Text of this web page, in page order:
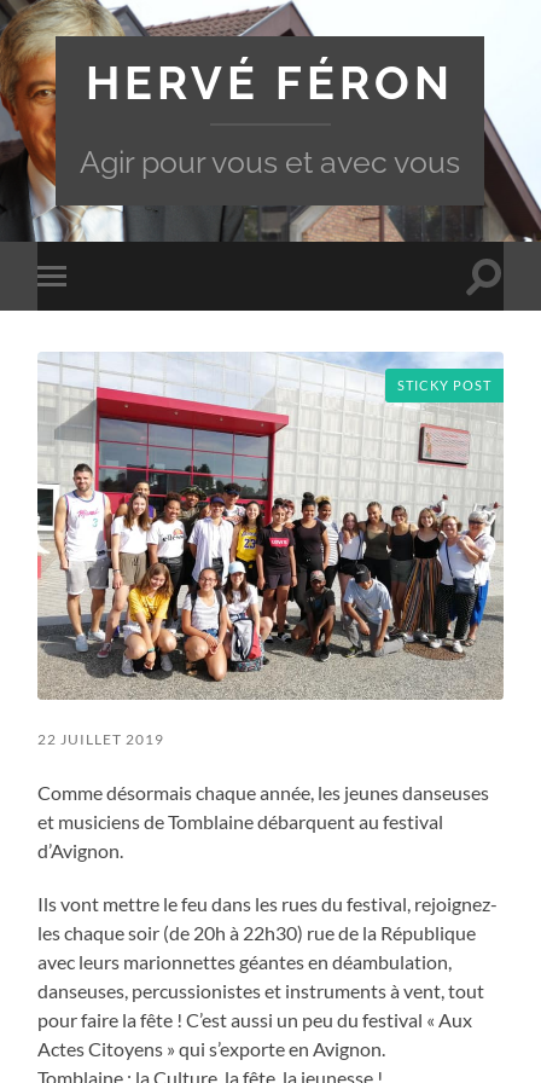
HERVÉ FÉRON
Agir pour vous et avec vous
Toggle
mobile
Toggle
STICKY POST
22 JUILLET 2019
Comme désormais chaque année, les jeunes danseuses
et musiciens de Tomblaine débarquent au festival
d’Avignon.
Ils vont mettre le feu dans les rues du festival, rejoignez-
les chaque soir (de 20h à 22h30) rue de la République
avec leurs marionnettes géantes en déambulation,
danseuses, percussionistes et instruments à vent, tout
pour faire la fête ! C’est aussi un peu du festival « Aux
Actes Citoyens » qui s’exporte en Avignon.
Tomblaine : la Culture, la fête, la jeunesse !